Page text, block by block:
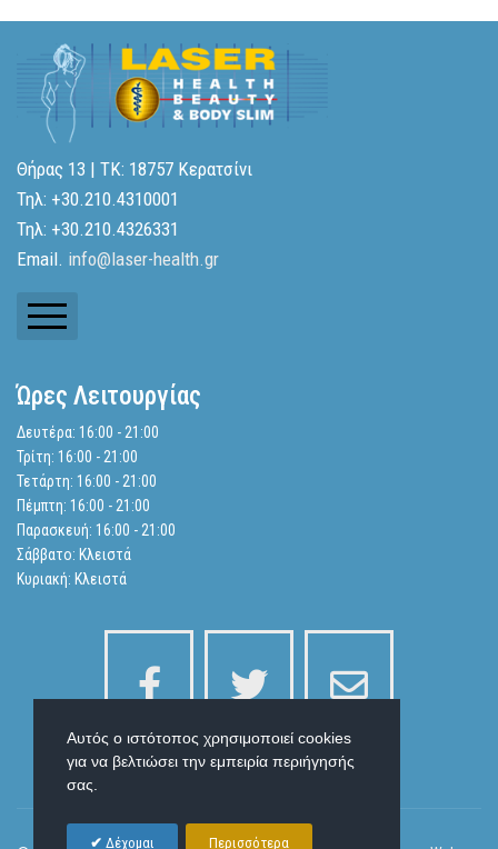
Θήρας 13 | ΤΚ: 18757 Κερατσίνι
Τηλ: +30.210.4310001
Τηλ: +30.210.4326331
Email. info@laser-health.gr
Ισολογισμοί
Αναζήτηση
Πολιτική Απορρήτου
Ώρες Λειτουργίας
Δευτέρα: 16:00 - 21:00
Τρίτη: 16:00 - 21:00
Τετάρτη: 16:00 - 21:00
Πέμπτη: 16:00 - 21:00
Παρασκευή: 16:00 - 21:00
Σάββατο: Κλειστά
Κυριακή: Κλειστά
Αυτός ο ιστότοπος χρησιμοποιεί cookies
για να βελτιώσει την εμπειρία περιήγησής
σας.
Δέχομαι Περισσότερα